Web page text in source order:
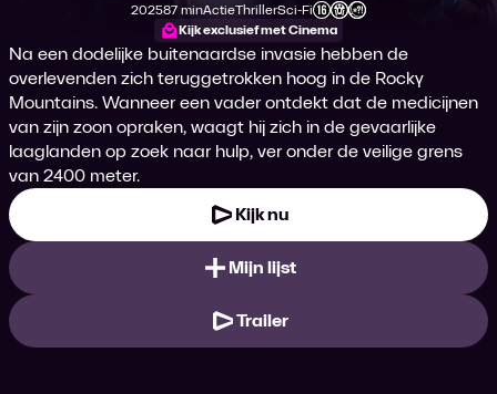
Productiejaar
2025
Tijdsduur
87 min
Genre
Actie
Genre
Thriller
Genre
Sci-Fi
Leeftijdsclassificatie
Kijk exclusief met Cinema
Na een dodelijke buitenaardse invasie hebben de
overlevenden zich teruggetrokken hoog in de Rocky
Mountains. Wanneer een vader ontdekt dat de medicijnen
van zijn zoon opraken, waagt hij zich in de gevaarlijke
laaglanden op zoek naar hulp, ver onder de veilige grens
van 2400 meter.
Kijk nu
Mijn lijst
Trailer